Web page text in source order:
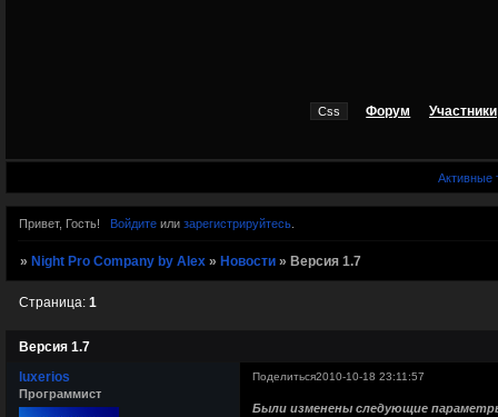
Форум Участники
Активные
Привет, Гость! Войдитеили зарегистрируйтесь.
» Night Pro Company by Alex » Новости » Версия 1.7
Версия 1.7
Страница:1
Поделиться2010-10-18 23:11:57
luxerios
Программист
Были изменены следующие